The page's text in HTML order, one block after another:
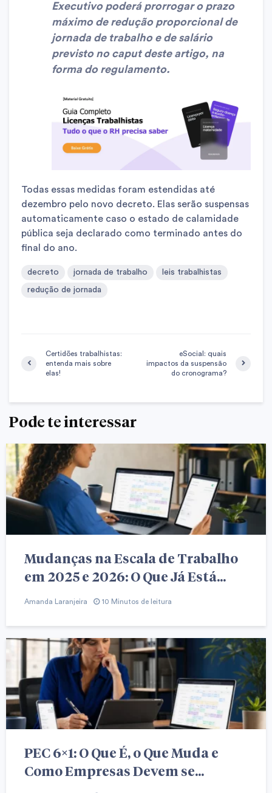
Executivo poderá prorrogar o prazo
máximo de redução proporcional de
jornada de trabalho e de salário
previsto no caput deste artigo, na
forma do regulamento.
Todas essas medidas foram estendidas até
dezembro pelo novo decreto. Elas serão suspensas
automaticamente caso o estado de calamidade
pública seja declarado como terminado antes do
final do ano.
decreto jornada de trabalho leis trabalhistas
redução de jornada
Certidões trabalhistas:
entenda mais sobre
elas!
eSocial: quais
impactos da suspensão
do cronograma?
Pode te interessar
Mudanças na Escala de Trabalho
em 2025 e 2026: O Que Já Está...
Amanda Laranjeira 10 Minutos de leitura
PEC 6×1: O Que É, o Que Muda e
Como Empresas Devem se...